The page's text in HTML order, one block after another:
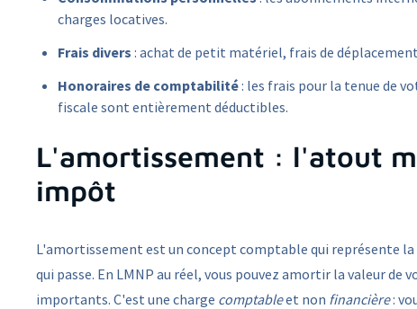
charges locatives.
Frais divers : achat de petit matériel, frais de
Honoraires de comptabilité: les frais pour la tenue de
fiscale sont entièrement déductibles.
L'amortissement : l'atout
impôt
L'amortissement est un concept comptable qui représente la
qui passe. En LMNP au réel, vous pouvez amortir la valeur
importants. C'est une charge comptableet non financière: